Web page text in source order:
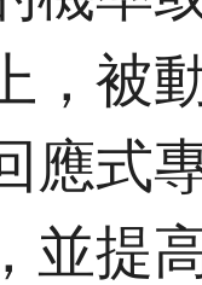
，被
應式
並提